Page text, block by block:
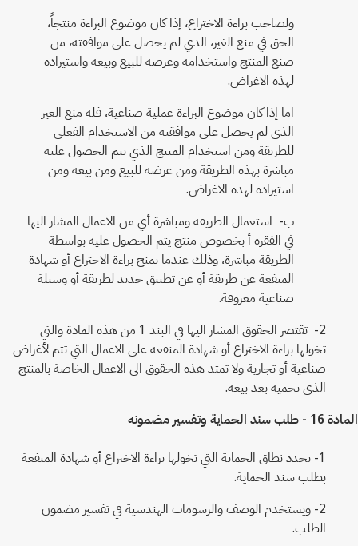
ولصاحب براءة الاختراع، إذا كان موضوع البراءة منتجاً،
الحق في منع الغير، الذي لم يحصل على موافقته، من
صنع المنتج واستخدامه وعرضه للبيع وبيعه واستيراده
لهذه الاغراض.
اما إذا كان موضوع البراءة عملية صناعية، فله منع الغير
الذي لم يحصل على موافقته من الاستخدام الفعلي
للطريقة ومن استخدام المنتج الذي يتم الحصول عليه
مباشرة بهذه الطريقة ومن عرضه للبيع ومن بيعه ومن
استيراده لهذه الاغراض.
ب‌- استعمال الطريقة ومباشرة أي من الاعمال المشار اليها
في الفقرة أ بخصوص منتج يتم الحصول عليه بواسطة
الطريقة مباشرة، وذلك عندما تمنح براءة الاختراع أو شهادة
المنفعة عن طريقة أو عن تطبيق جديد لطريقة أو وسيلة
صناعية معروفة.
2- تقتصر الحقوق المشار اليها في البند 1 من هذه المادة والتي
تخولها براءة الاختراع أو شهادة المنفعة على الاعمال التي تتم لأغراض
صناعية أو تجارية ولا تمتد هذه الحقوق الى الاعمال الخاصة بالمنتج
الذي تحميه بعد بيعه.
المادة 16 - طلب سند الحماية وتفسير مضمونه
1- يحدد نطاق الحماية التي تخولها براءة الاختراع أو شهادة المنفعة
بطلب سند الحماية.
2- ويستخدم الوصف والرسومات الهندسية في تفسير مضمون
الطلب.